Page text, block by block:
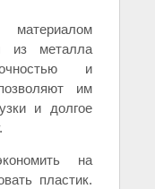
из металла
и
им
и долгое
на
пластик.